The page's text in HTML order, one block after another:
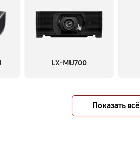
LX-MU700
Показать всё